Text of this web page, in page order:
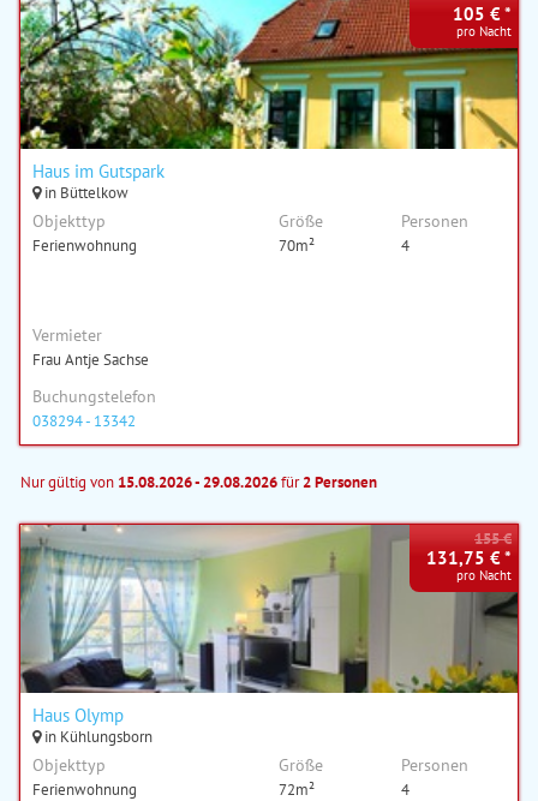
Haus im Gutspark
in Büttelkow
Objekttyp
Ferienwohnung
Größe
70m²
Personen
4
105 € *
pro Nacht
Vermieter
Frau Antje Sachse
Buchungstelefon
038294 - 13342
Nur gültig von 15.08.2026 - 29.08.2026für2 Personen
Haus Olymp
in Kühlungsborn
Objekttyp
Ferienwohnung
Größe
72m²
Personen
4
155 €
131,75 € *
pro Nacht